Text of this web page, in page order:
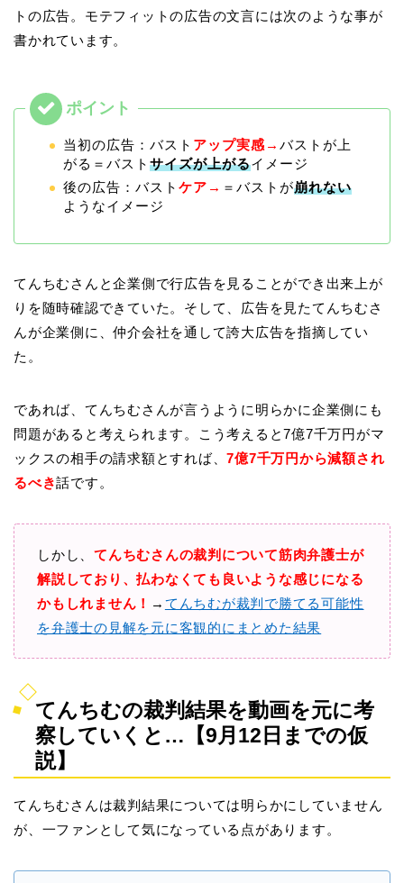
トの広告。モテフィットの広告の文言には次のような事が
書かれています。
当初の広告：バスト アップ実感→ バストが上
がる＝バスト サイズが上がるイメージ
後の広告：バスト ケア→ ＝バストが崩れない
ようなイメージ
てんちむさんと企業側で行広告を見ることができ出来上が
りを随時確認できていた。そして、広告を見たてんちむさ
んが企業側に、仲介会社を通して誇大広告を指摘してい
た。
であれば、てんちむさんが言うように明らかに企業側にも
問題があると考えられます。こう考えると7億7千万円がマ
ックスの相手の請求額とすれば、7億7千万円から減額され
るべき話です。
しかし、てんちむさんの裁判について筋肉弁護士が
解説しており、払わなくても良いような感じになる
かもしれません！ → てんちむが裁判で勝てる可能性
を弁護士の見解を元に客観的にまとめた結果
てんちむの裁判結果を動画を元に考
察していくと…【9月12日までの仮
説】
てんちむさんは裁判結果については明らかにしていません
が、一ファンとして気になっている点があります。